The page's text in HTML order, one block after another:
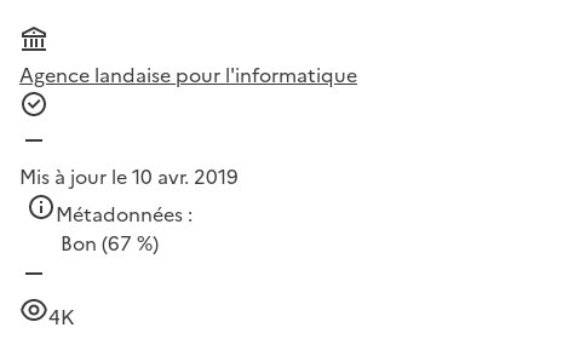
Agence landaise pour l'informatique
Mis à jour le 10 avr. 2019
Métadonnées :
Bon (67 %)
4K